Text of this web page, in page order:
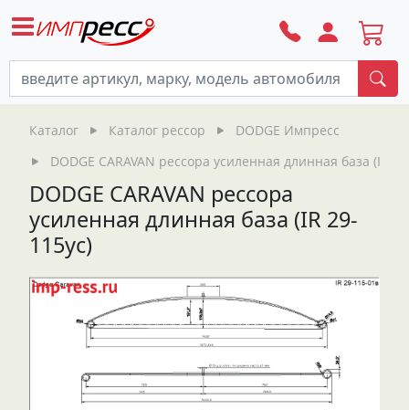
Каталог Каталог рессор
DODGE Импресс
DODGE CARAVAN рессора усиленная длинная база (IR
DODGE CARAVAN рессора
усиленная длинная база (IR 29-
115ус)